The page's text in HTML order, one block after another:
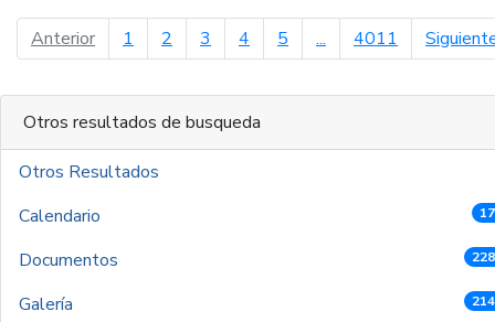
Anteriorpágina anterior
1 2 3 4 5 ... 4011
Otros resultados de busqueda
Otros Resultados
Calendario
Documentos
Galería